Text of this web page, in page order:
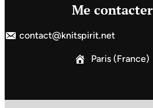
Me contacter
contact@knitspirit.net
Paris (France)